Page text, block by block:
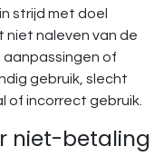
strijd met doel
naleven van de
of
gebruik, slecht
of incorrect gebruik.
niet-betaling